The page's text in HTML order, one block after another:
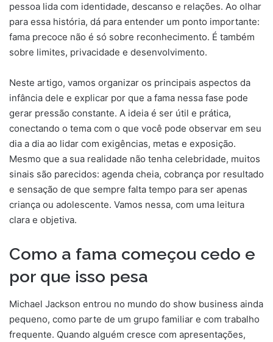
pessoa lida com identidade, descanso e relações. Ao olhar
para essa história, dá para entender um ponto importante:
fama precoce não é só sobre reconhecimento. É também
sobre limites, privacidade e desenvolvimento.
Neste artigo, vamos organizar os principais aspectos da
infância dele e explicar por que a fama nessa fase pode
gerar pressão constante. A ideia é ser útil e prática,
conectando o tema com o que você pode observar em seu
dia a dia ao lidar com exigências, metas e exposição.
Mesmo que a sua realidade não tenha celebridade, muitos
sinais são parecidos: agenda cheia, cobrança por resultado
e sensação de que sempre falta tempo para ser apenas
criança ou adolescente. Vamos nessa, com uma leitura
clara e objetiva.
Como a fama começou cedo e
por que isso pesa
Michael Jackson entrou no mundo do show business ainda
pequeno, como parte de um grupo familiar e com trabalho
frequente. Quando alguém cresce com apresentações,